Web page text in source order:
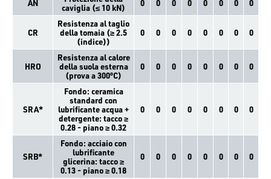
AN
caviglia (≤ 10 kN)
0 0 0 0 0 0 0 0
CR
Resistenza al taglio
della tomaia (≥ 2.5
(indice))
0 0 0 0 0 0 0 0
HRO
Resistenza al calore
della suola esterna
(prova a 300ºC)
0 0 0 0 0 0 0 0
SRA*
Fondo: ceramica
standard con
lubrificante acqua +
detergente: tacco ≥
0.28 - piano ≥ 0.32
0 0 0 0 0 0 0 0
SRB*
Fondo: acciaio con
lubrificante
glicerina: tacco ≥
0.13 - piano ≥ 0.18
0 0 0 0 0 0 0 0